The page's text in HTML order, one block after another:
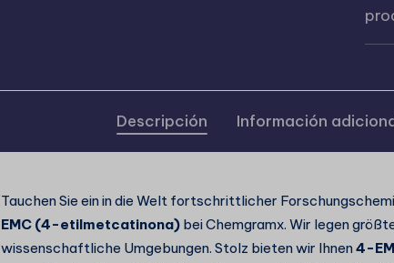
Descripción Información
Tauchen Sie ein in die Welt fortschrittlicher
EMC (4-etilmetcatinona) bei Chemgramx. Wir legen
wissenschaftliche Umgebungen. Stolz bieten wir Ihnen4-